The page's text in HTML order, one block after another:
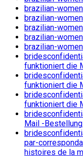
brazilian-
brazilian-
brazilian-
brazilian-
brazilian-
funktioniert die
funktioniert die
funktioniert die
Mail -
par-
histoires de la